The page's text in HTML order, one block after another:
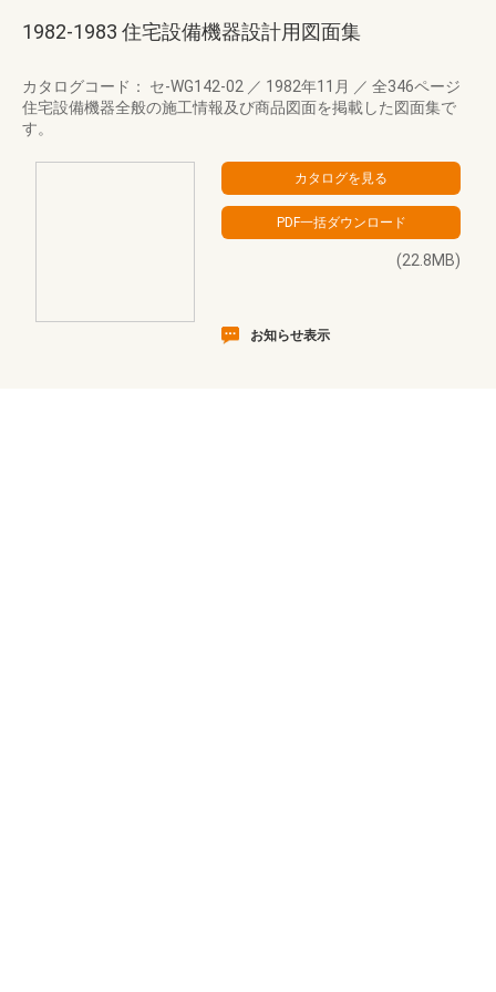
1982-1983 住宅設備機器設計用図面集
カタログコード： セ-WG142-02 ／ 1982年11月 ／ 全346ページ
住宅設備機器全般の施工情報及び商品図面を掲載した図面集で
す。
(22.8MB)
お知らせ表示